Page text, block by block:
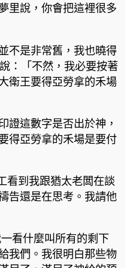
里說，你會把這裡很多
不是非常舊，我也曉得
：「不然，我必要按著
衛王要得亞勞拿的禾場
證這數字是否出於神，
得亞勞拿的禾場是要付
看到我跟猶太老闆在談
告還是在思考。我請他
看什麼叫所有的剩下
我們。我很明白那些物